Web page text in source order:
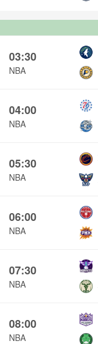
03:30
NBA
04:00
NBA
05:30
NBA
06:00
NBA
07:30
NBA
08:00
NBA